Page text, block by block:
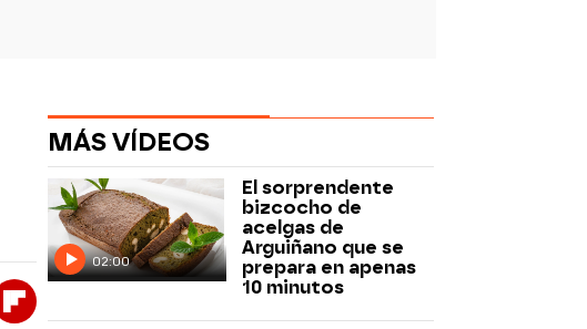
Flipboard
MÁS VÍDEOS
02:00
El sorprendente
bizcocho de
acelgas de
Arguiñano que se
prepara en apenas
10 minutos